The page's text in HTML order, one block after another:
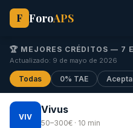
F ForoAPS
🏆 MEJORES CRÉDITOS — 7
Actualizado: 9 de mayo de 2026
Todas 0% TAE Acepta
VIV
Vivus
50–300€ · 10 min